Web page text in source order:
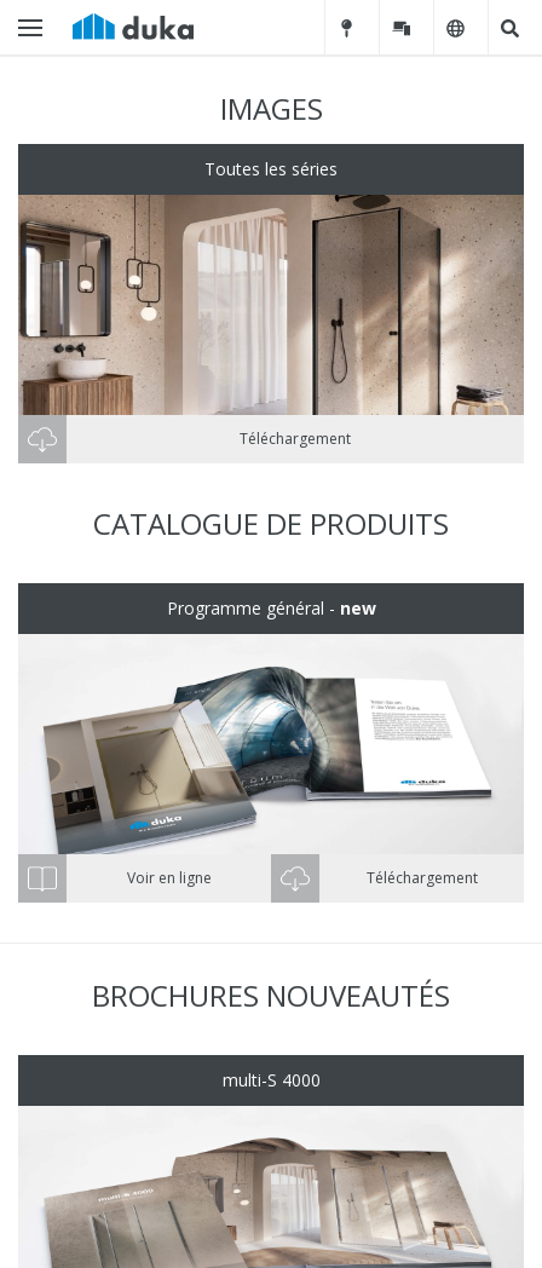
IMAGES
Toutes les séries
Téléchargement
CATALOGUE DE PRODUITS
Programme général - new
Voir en ligne Téléchargement
BROCHURES NOUVEAUTÉS
multi-S 4000